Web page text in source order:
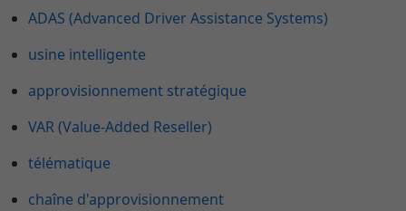
ADAS (Advanced Driver Assistance Systems)
usine intelligente
approvisionnement stratégique
VAR (Value-Added Reseller)
télématique
chaîne d'approvisionnement